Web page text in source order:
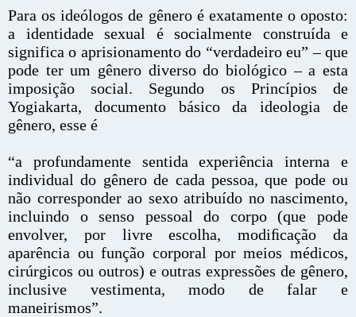
Para os ideólogos de gênero é exatamente o oposto:
a identidade sexual é socialmente construída e
significa o aprisionamento do “verdadeiro eu” – que
pode ter um gênero diverso do biológico – a esta
imposição social. Segundo os Princípios de
Yogiakarta, documento básico da ideologia de
gênero, esse é
“a profundamente sentida experiência interna e
individual do gênero de cada pessoa, que pode ou
não corresponder ao sexo atribuído no nascimento,
incluindo o senso pessoal do corpo (que pode
envolver, por livre escolha, modiﬁcação da
aparência ou função corporal por meios médicos,
cirúrgicos ou outros) e outras expressões de gênero,
inclusive vestimenta, modo de falar e
maneirismos”.